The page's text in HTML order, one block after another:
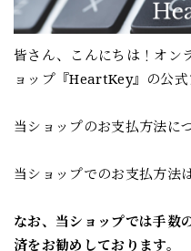
皆さん、こんにちは！オン
ョップ『HeartKey』の公式
当ショップのお支払方法に
当ショップでのお支払方法
なお、当ショップでは手数
済をお勧めしております。